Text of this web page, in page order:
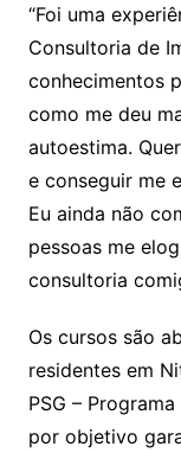
“Foi uma
Consultoria de
conhecimentos
como me deu
autoestima.
e conseguir me
Eu ainda não
pessoas me
consultoria
Os cursos são
residentes em
PSG –
por objetivo